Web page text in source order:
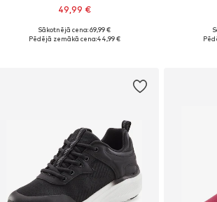
49,99 €
Pieejams daudzos izmēros
Sākotnējā cena: 69,99 €
Pēdējā zemākā cena:44,99 €